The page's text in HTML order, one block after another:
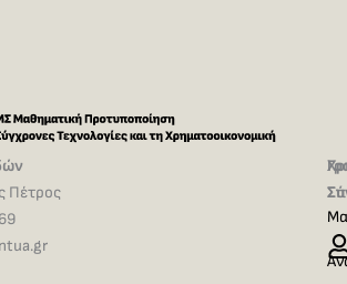
Πέτρος